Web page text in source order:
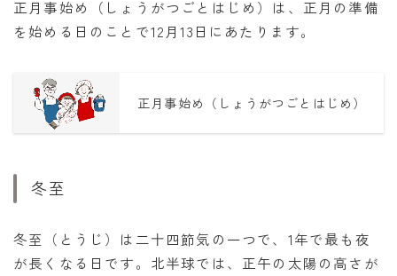
正月事始め（しょうがつごとはじめ）は、正月の準備
を始める日のことで12月13日にあたります。
正月事始め（しょうがつごとはじめ）
冬至
冬至（とうじ）は二十四節気の一つで、1年で最も夜
が長くなる日です。北半球では、正午の太陽の高さが